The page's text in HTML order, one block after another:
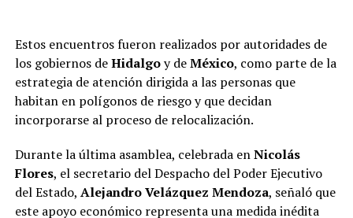
Estos encuentros fueron realizados por autoridades de
los gobiernos deHidalgoy deMéxico, como parte de la
estrategia de atención dirigida a las personas que
habitan en polígonos de riesgo y que decidan
incorporarse al proceso de relocalización.
Durante la última asamblea, celebrada enNicolás
Flores, el secretario del Despacho del Poder Ejecutivo
del Estado, Alejandro Velázquez Mendoza, señaló que
este apoyo económico representa una medida inédita